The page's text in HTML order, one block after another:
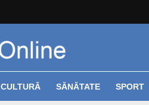
CULTURĂ SĂNĂTATE SPORT